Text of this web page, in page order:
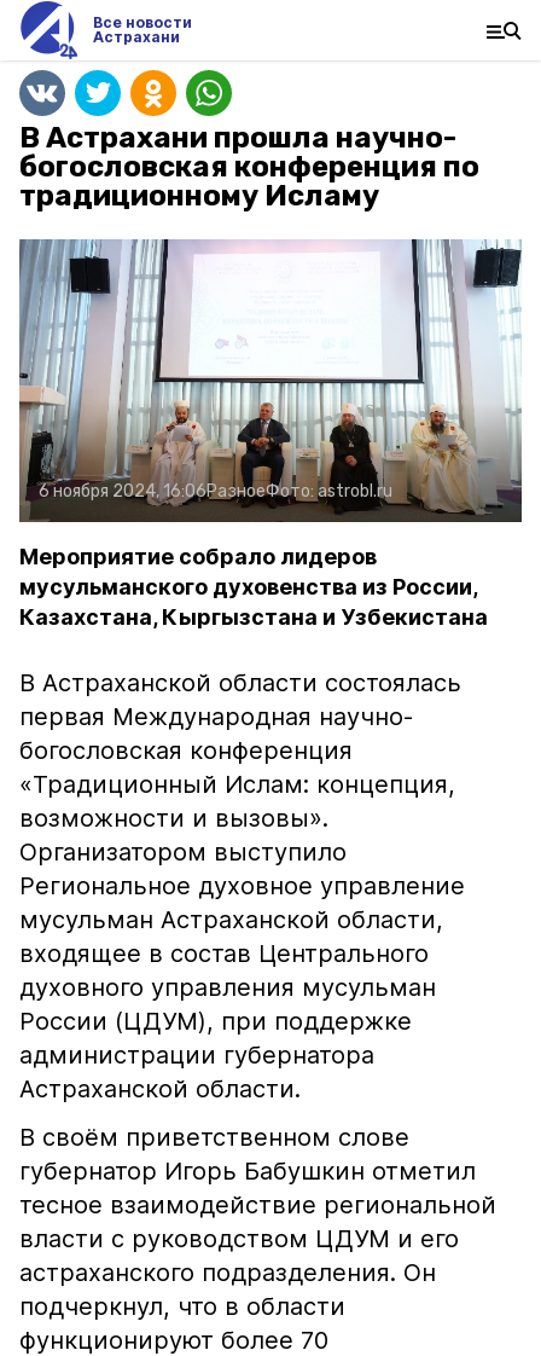
Все новости
Астрахани
В Астрахани прошла научно-
богословская конференция по
традиционному Исламу
6 ноября 2024, 16:06РазноеФото: astrobl.ru
Мероприятие собрало лидеров
мусульманского духовенства из России,
Казахстана, Кыргызстана и Узбекистана
В Астраханской области состоялась
первая Международная научно-
богословская конференция
«Традиционный Ислам: концепция,
возможности и вызовы».
Организатором выступило
Региональное духовное управление
мусульман Астраханской области,
входящее в состав Центрального
духовного управления мусульман
России (ЦДУМ), при поддержке
администрации губернатора
Астраханской области.
В своём приветственном слове
губернатор Игорь Бабушкин отметил
тесное взаимодействие региональной
власти с руководством ЦДУМ и его
астраханского подразделения. Он
подчеркнул, что в области
функционируют более 70